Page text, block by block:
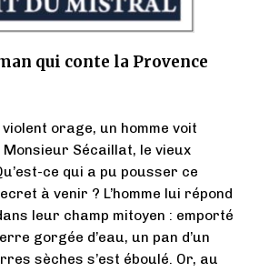
qui conte la Provence
orage, un homme voit
Sécaillat, le vieux
ce qui a pu pousser ce
à venir ? L’homme lui répond
leur champ mitoyen : emporté
gorgée d’eau, un pan d’un
sèches s’est éboulé. Or, au